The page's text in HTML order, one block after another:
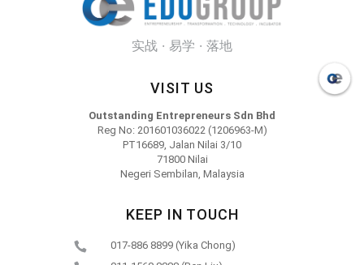
实战 · 易学 · 落地
VISIT US
Outstanding Entrepreneurs Sdn Bhd
Reg No: 201601036022 (1206963-M)
PT16689, Jalan Nilai 3/10
71800 Nilai
Negeri Sembilan, Malaysia
KEEP IN TOUCH
017-886 8899 (Yika Chong)